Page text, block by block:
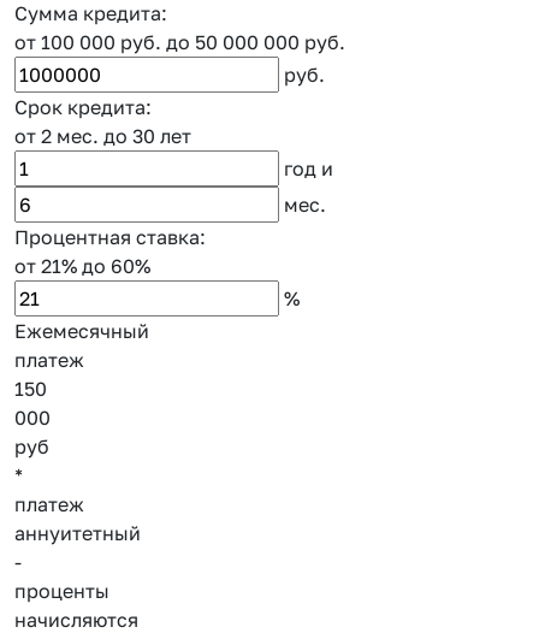
Сумма кредита:
от 100 000 руб. до 50 000 000 руб.
руб.
Срок кредита:
от 2 мес. до 30 лет
год и
мес.
Процентная ставка:
от 21% до 60%
%
Ежемесячный
платеж
150
000
руб
*
платеж
аннуитетный
-
проценты
начисляются